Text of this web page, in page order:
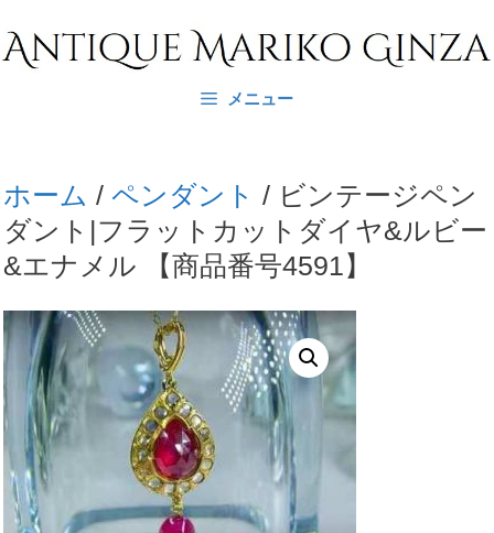
ン
へ
ス
キ
プ
メニュー
ホーム / ペンダント / ビンテージペン
ダント|フラットカットダイヤ&ルビー
&エナメル 【商品番号4591】